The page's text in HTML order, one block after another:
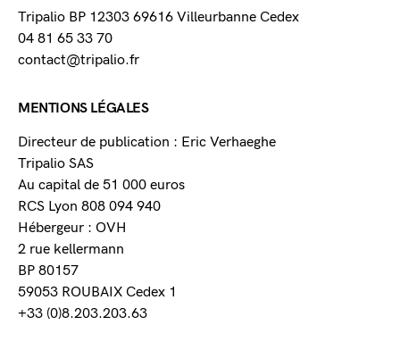
Tripalio BP 12303 69616 Villeurbanne Cedex
04 81 65 33 70
contact@tripalio.fr
MENTIONS LÉGALES
Directeur de publication : Eric Verhaeghe
Tripalio SAS
Au capital de 51 000 euros
RCS Lyon 808 094 940
Hébergeur : OVH
2 rue kellermann
BP 80157
59053 ROUBAIX Cedex 1
+33 (0)8.203.203.63